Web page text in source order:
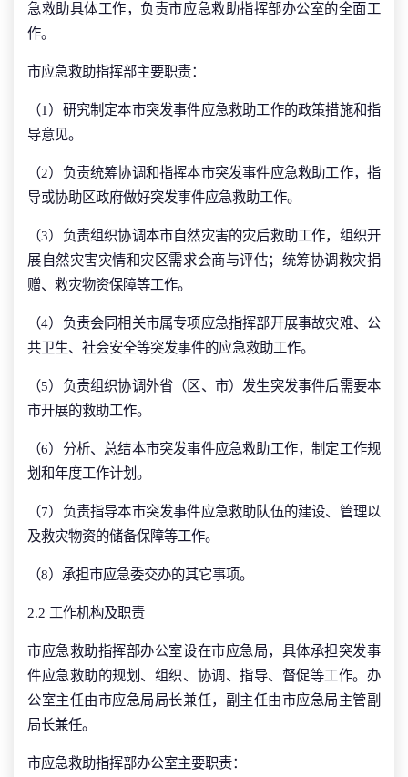
急救助具体工作，负责市应急救助指挥部办公室的全面工
作。
市应急救助指挥部主要职责：
（1）研究制定本市突发事件应急救助工作的政策措施和指
导意见。
（2）负责统筹协调和指挥本市突发事件应急救助工作，指
导或协助区政府做好突发事件应急救助工作。
（3）负责组织协调本市自然灾害的灾后救助工作，组织开
展自然灾害灾情和灾区需求会商与评估；统筹协调救灾捐
赠、救灾物资保障等工作。
（4）负责会同相关市属专项应急指挥部开展事故灾难、公
共卫生、社会安全等突发事件的应急救助工作。
（5）负责组织协调外省（区、市）发生突发事件后需要本
市开展的救助工作。
（6）分析、总结本市突发事件应急救助工作，制定工作规
划和年度工作计划。
（7）负责指导本市突发事件应急救助队伍的建设、管理以
及救灾物资的储备保障等工作。
（8）承担市应急委交办的其它事项。
2.2 工作机构及职责
市应急救助指挥部办公室设在市应急局，具体承担突发事
件应急救助的规划、组织、协调、指导、督促等工作。办
公室主任由市应急局局长兼任，副主任由市应急局主管副
局长兼任。
市应急救助指挥部办公室主要职责：